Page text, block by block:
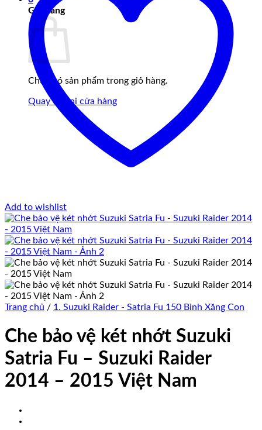
Giỏ hàng
Chưa có sản phẩm trong giỏ hàng.
Quay trở lại cửa hàng
Add to wishlist
Trang chủ / 1. Suzuki Raider - Satria Fu 150 Bình Xăng Con
Che bảo vệ két nhớt Suzuki
Satria Fu – Suzuki Raider
2014 – 2015 Việt Nam